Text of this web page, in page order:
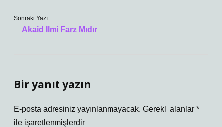
Sonraki Yazı
Akaid Ilmi Farz Mıdır
Bir yanıt yazın
E-posta adresiniz yayınlanmayacak. Gerekli alanlar *
ile işaretlenmişlerdir